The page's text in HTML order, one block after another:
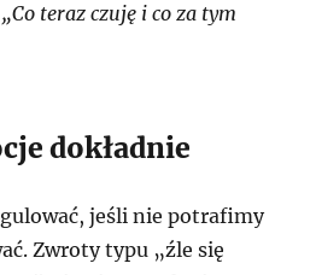
teraz czuję i co za tym
dokładnie
jeśli nie potrafimy
Zwroty typu „źle się